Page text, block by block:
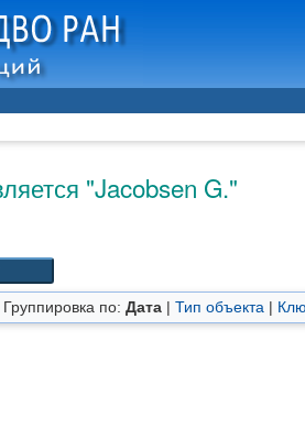
"Jacobsen G."
Группировка по: Дата | Тип объекта |